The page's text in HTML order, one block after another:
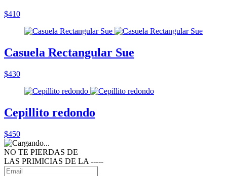
$410
Casuela Rectangular Sue
$430
Cepillito redondo
$450
NO TE PIERDAS DE
LAS PRIMICIAS DE LA ‑‑‑‑‑